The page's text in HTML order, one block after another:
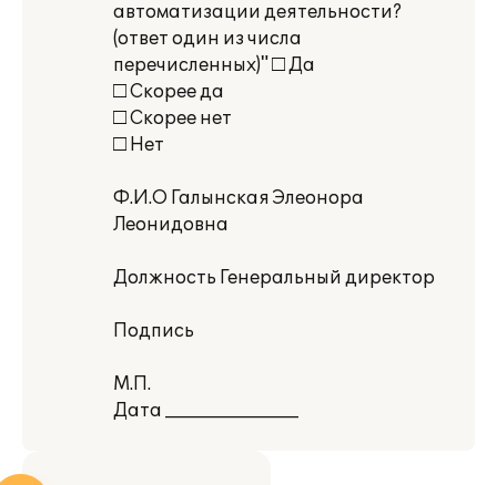
автоматизации деятельности?
(ответ один из числа
перечисленных)" □ Да
□ Скорее да
□ Скорее нет
□ Нет
Ф.И.О Галынская Элеонора
Леонидовна
Должность Генеральный директор
Подпись
М.П.
Дата _______________